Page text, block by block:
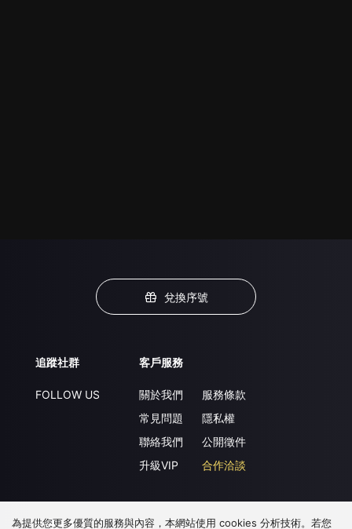
兌換序號
追蹤社群
FOLLOW US
客戶服務
關於我們
常見問題
聯絡我們
升級VIP
服務條款
隱私權
公開徵件
合作洽談
下載 APP
為提供您更多優質的服務與內容，本網站使用 cookies 分析技術。若您